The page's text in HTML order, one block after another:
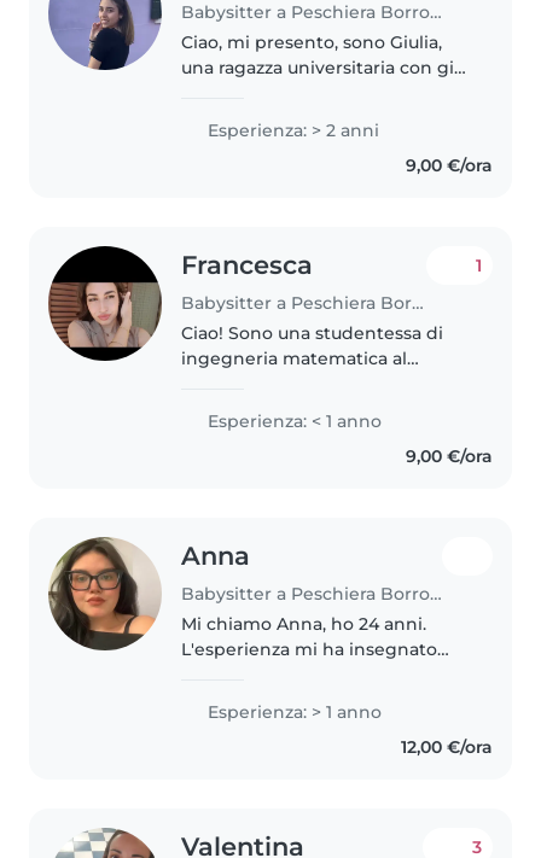
Babysitter a Peschiera Borromeo
Ciao, mi presento, sono Giulia,
una ragazza universitaria con già
fatto da babysitter a bambini
delle elementari e delle medie,
Esperienza: > 2 anni
9,00 €/ora
Francesca
Babysitter a Peschiera Borromeo
1
Ciao! Sono una studentessa di
ingegneria matematica al
lavorare con i bambini. Sono
paziente, responsabile e
amichevole, e mi piace aiutare
Esperienza: < 1 anno
9,00 €/ora
Anna
Babysitter a Peschiera Borromeo
Mi chiamo Anna, ho 24 anni.
L'esperienza mi ha insegnato
è diversa: alcune più semplici,
altre più impegnative, e che è
importante sapersi adattare..
Esperienza: > 1 anno
12,00 €/ora
Valentina 3